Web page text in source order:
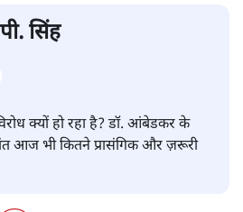
सिंह
क्यों हो रहा है? डॉ. आंबेडकर के
आज भी कितने प्रासंगिक और ज़रूरी